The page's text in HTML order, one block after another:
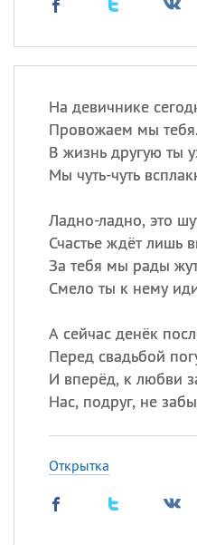
На девичнике
Провожаем мы тебя.
В жизнь другую ты
Мы чуть-чуть
Ладно-ладно, это
Счастье ждёт лишь
За тебя мы рады
Смело ты к нему
А сейчас денёк
Перед свадьбой
И вперёд, к любви
Нас, подруг, не
Открытка